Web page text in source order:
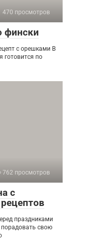
470 просмотров
фински
с орешками В
готовится по
762 просмотров
с
праздниками
свою